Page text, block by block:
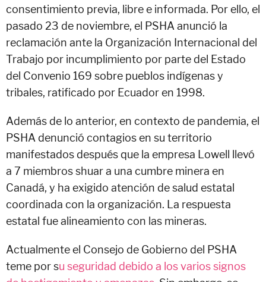
consentimiento previa, libre e informada. Por ello, el
pasado 23 de noviembre, el PSHA anunció la
reclamación ante la Organización Internacional del
Trabajo por incumplimiento por parte del Estado
del Convenio 169 sobre pueblos indígenas y
tribales, ratificado por Ecuador en 1998.
Además de lo anterior, en contexto de pandemia, el
PSHA denunció contagios en su territorio
manifestados después que la empresa Lowell llevó
a 7 miembros shuar a una cumbre minera en
Canadá, y ha exigido atención de salud estatal
coordinada con la organización. La respuesta
estatal fue alineamiento con las mineras.
Actualmente el Consejo de Gobierno del PSHA
teme por su seguridad debido a los varios signos